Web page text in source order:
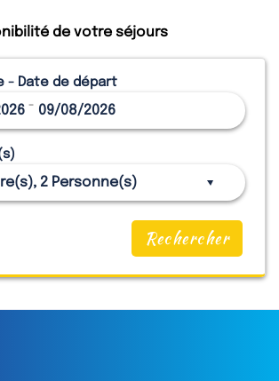
de votre séjours
- Date de départ
- 09/08/2026
2 Personne(s)
Rechercher